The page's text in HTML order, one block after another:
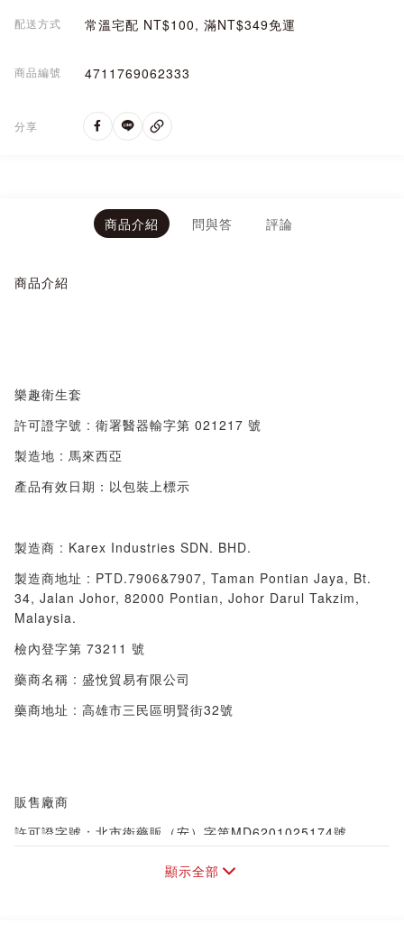
配送方式 常溫宅配 NT$100, 滿NT$349免運
商品編號 4711769062333
分享
商品介紹 問與答 評論
商品介紹
樂趣衛生套
許可證字號 : 衛署醫器輸字第 021217 號
製造地 : 馬來西亞
產品有效日期：以包裝上標示
製造商 : Karex Industries SDN. BHD.
製造商地址 : PTD.7906&7907, Taman Pontian Jaya, Bt.
34, Jalan Johor, 82000 Pontian, Johor Darul Takzim,
Malaysia.
檢內登字第 73211 號
藥商名稱 : 盛悅貿易有限公司
藥商地址 : 高雄市三民區明賢街32號
販售廠商
許可證字號：北市衛藥販（安）字第MD6201025174號
公司名稱：美勢科技股份有限公司
顯示全部